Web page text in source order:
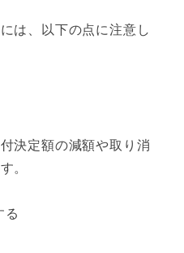
は、以下の点に注意し
決定額の減額や取り消
。
る